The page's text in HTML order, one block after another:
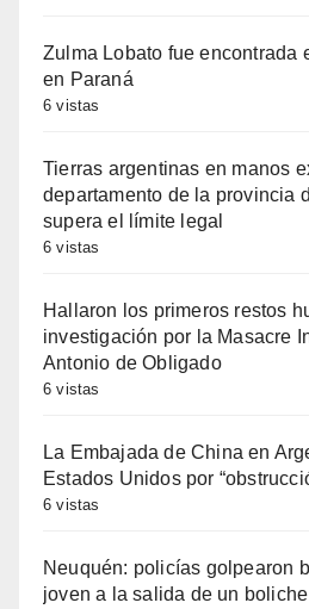
Zulma Lobato fue encontrada
en Paraná
6 vistas
Tierras argentinas en manos
departamento de la provincia
supera el límite legal
6 vistas
Hallaron los primeros restos
investigación por la Masacre
Antonio de Obligado
6 vistas
La Embajada de China en
Estados Unidos por
6 vistas
Neuquén: policías golpearon
joven a la salida de un